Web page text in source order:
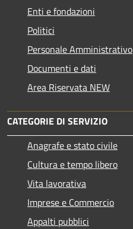
Enti e fondazioni
Politici
Personale Amministrativo
Documenti e dati
Area Riservata NEW
CATEGORIE DI SERVIZIO
Anagrafe e stato civile
Cultura e tempo libero
Vita lavorativa
Imprese e Commercio
Appalti pubblici